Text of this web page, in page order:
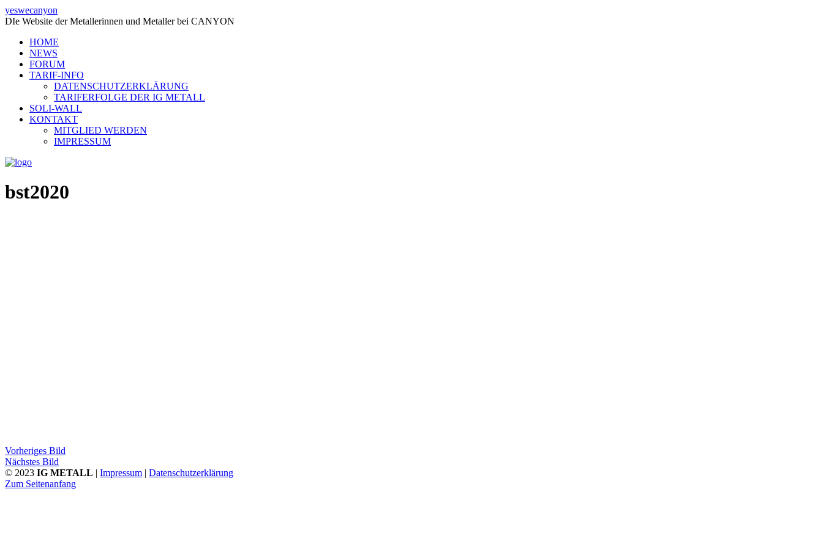
yeswecanyon
DIe Website der Metallerinnen und Metaller bei CANYON
HOME
NEWS
FORUM
TARIF-INFO
DATENSCHUTZERKLÄRUNG
TARIFERFOLGE DER IG METALL
SOLI-WALL
KONTAKT
MITGLIED WERDEN
IMPRESSUM
bst2020
Vorheriges Bild
Nächstes Bild
© 2023 IG METALL | Impressum | Datenschutzerklärung
Zum Seitenanfang